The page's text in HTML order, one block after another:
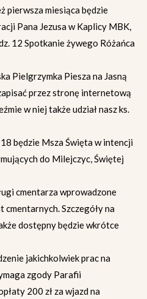
pierwsza miesiąca będzie
Pana Jezusa w Kaplicy MBK,
12 Spotkanie żywego Różańca
Pielgrzymka Piesza na Jasną
przez stronę internetową
w niej także udział nasz ks.
będzie Msza Święta w intencji
do Milejczyc, Świętej
cmentarza wprowadzone
cmentarnych. Szczegóły na
dostępny będzie wkrótce
jakichkolwiek prac na
zgody Parafii
200 zł za wjazd na